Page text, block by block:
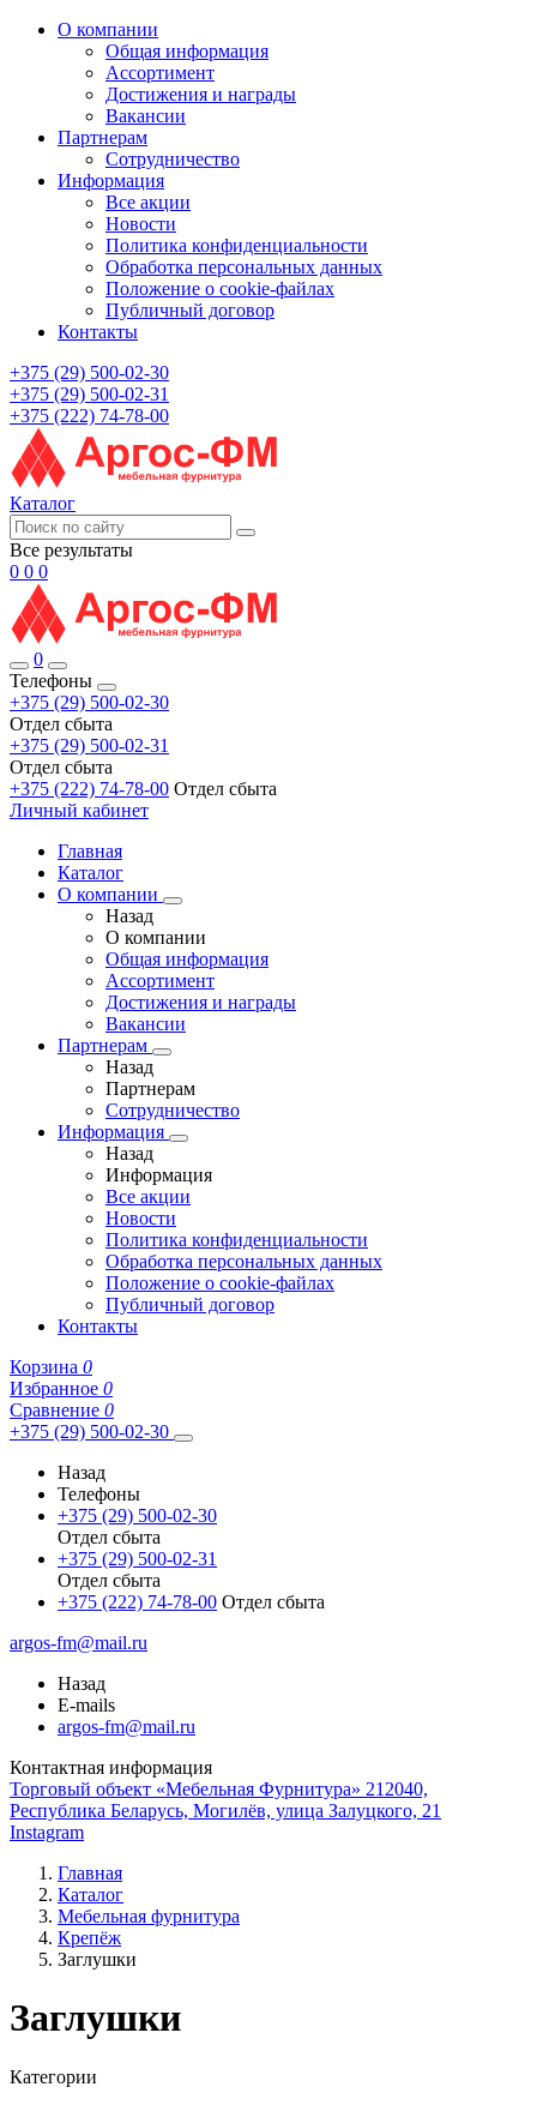
О компании
Общая информация
Ассортимент
Достижения и награды
Вакансии
Партнерам
Сотрудничество
Информация
Все акции
Новости
Политика конфиденциальности
Обработка персональных данных
Положение о cookie-файлах
Публичный договор
Контакты
+375 (29) 500-02-30
+375 (29) 500-02-31
+375 (222) 74-78-00
Каталог
Все результаты
0 0 0
0
Телефоны
+375 (29) 500-02-30
Отдел сбыта
+375 (29) 500-02-31
Отдел сбыта
+375 (222) 74-78-00 Отдел сбыта
Личный кабинет
Главная
Каталог
О компании
Назад
О компании
Общая информация
Ассортимент
Достижения и награды
Вакансии
Партнерам
Назад
Партнерам
Сотрудничество
Информация
Назад
Информация
Все акции
Новости
Политика конфиденциальности
Обработка персональных данных
Положение о cookie-файлах
Публичный договор
Контакты
Корзина 0
Избранное 0
Сравнение 0
+375 (29) 500-02-30
Назад
Телефоны
+375 (29) 500-02-30
Отдел сбыта
+375 (29) 500-02-31
Отдел сбыта
+375 (222) 74-78-00 Отдел сбыта
argos-fm@mail.ru
Назад
E-mails
argos-fm@mail.ru
Контактная информация
Торговый объект «Мебельная Фурнитура» 212040,
Республика Беларусь, Могилёв, улица Залуцкого, 21
Instagram
Главная
Каталог
Мебельная фурнитура
Крепёж
Заглушки
Заглушки
Категории